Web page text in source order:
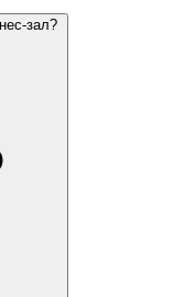
зал?